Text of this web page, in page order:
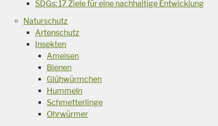
SDGs: 17 Ziele für eine nachhaltige Entwicklung
Naturschutz
Artenschutz
Insekten
Ameisen
Bienen
Glühwürmchen
Hummeln
Schmetterlinge
Ohrwürmer